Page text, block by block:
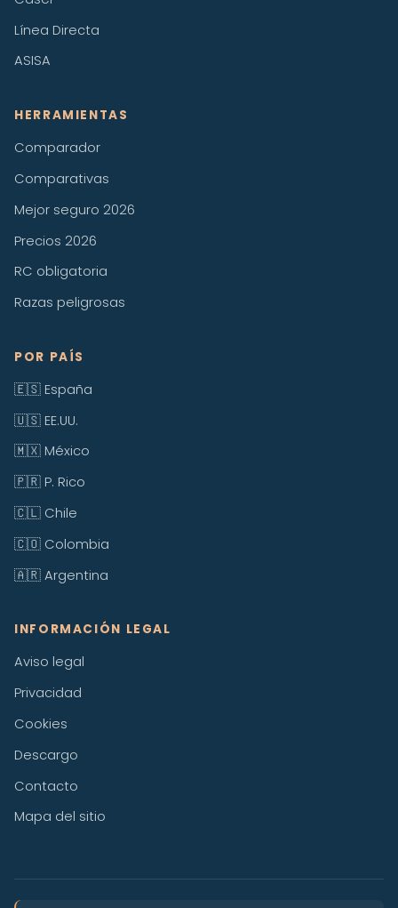
Línea Directa
ASISA
HERRAMIENTAS
Comparador
Comparativas
Mejor seguro 2026
Precios 2026
RC obligatoria
Razas peligrosas
POR PAÍS
🇪🇸 España
🇺🇸 EE.UU.
🇲🇽 México
🇵🇷 P. Rico
🇨🇱 Chile
🇨🇴 Colombia
🇦🇷 Argentina
INFORMACIÓN LEGAL
Aviso legal
Privacidad
Cookies
Descargo
Contacto
Mapa del sitio